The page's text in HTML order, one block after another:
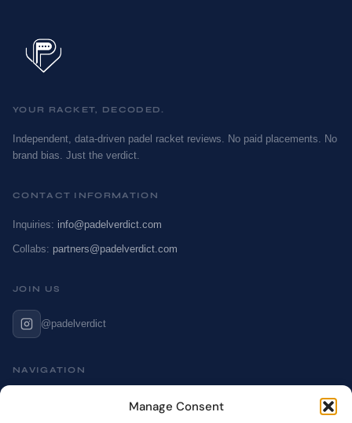
Manage Consent
YOUR RACKET, DECODED.
Independent, data-driven padel racket reviews. No paid placements. No
brand bias. Just the verdict.
CONTACT INFORMATION
Inquiries: info@padelverdict.com
Collabs: partners@padelverdict.com
JOIN US
@padelverdict
NAVIGATION